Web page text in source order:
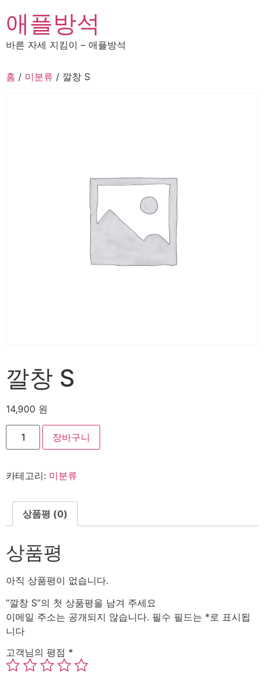
텐
로
너
애플방석
바른 자세 지킴이 – 애플방석
홈 / 미분류 / 깔창 S
깔창 S
14,900 원
깔
S
장바구니
카테고리: 미분류
상품평 (0)
상품평
아직 상품평이 없습니다.
“깔창 S”의 첫 상품평을 남겨 주세요
이메일 주소는 공개되지 않습니다. 필수 필드는 *로 표시됩
니다
고객님의 평점 *